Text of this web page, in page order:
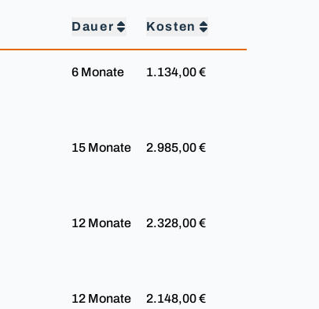
Dauer Kosten
6 Monate 1.134,00 €
15 Monate 2.985,00 €
12 Monate 2.328,00 €
12 Monate 2.148,00 €